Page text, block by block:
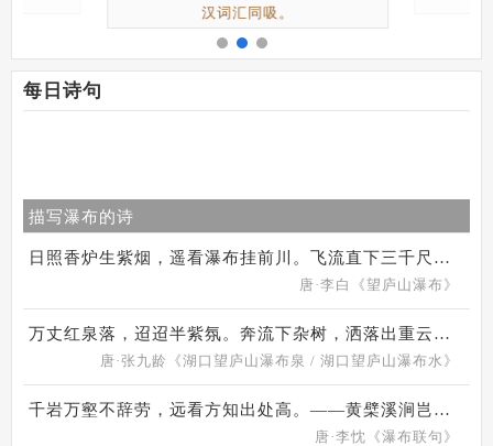
汉词汇同吸。
每日诗句
描写瀑布的诗
日照香炉生紫烟，遥看瀑布挂前川。飞流直下三千尺，疑是银河落九天。
唐·李白《望庐山瀑布》
万丈红泉落，迢迢半紫氛。奔流下杂树，洒落出重云。日照虹霓似，天清风雨闻。灵山多秀色，空水共氤氲。
唐·张九龄《湖口望庐山瀑布泉 / 湖口望庐山瀑布水》
千岩万壑不辞劳，远看方知出处高。——黄檗溪涧岂能留得住，终归大海作波涛。——李忱
唐·李忱《瀑布联句》